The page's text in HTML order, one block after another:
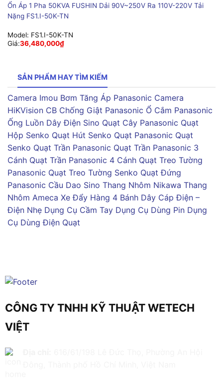
Ổn Áp 1 Pha 50KVA FUSHIN Dải 90V~250V Ra 110V-220V Tải
Nặng FS1.I-50K-TN
Model: FS1.I-50K-TN
Giá:36,480,000₫
SẢN PHẨM HAY TÌM KIẾM
Camera Imou Bơm Tăng Áp Panasonic Camera
HiKVision CB Chống Giật Panasonic Ổ Cắm Panasonic
Ống Luồn Dây Điện Sino Quạt Cây Panasonic Quạt
Hộp Senko Quạt Hút Senko Quạt Panasonic Quạt
Senko Quạt Trần Panasonic Quạt Trần Panasonic 3
Cánh Quạt Trần Panasonic 4 Cánh Quạt Treo Tường
Panasonic Quạt Treo Tường Senko Quạt Đứng
Panasonic Cầu Dao Sino Thang Nhôm Nikawa Thang
Nhôm Ameca Xe Đẩy Hàng 4 Bánh Dây Cáp Điện –
Điện Nhẹ Dụng Cụ Cầm Tay Dụng Cụ Dùng Pin Dụng
Cụ Dùng Điện Quạt
CÔNG TY TNHH KỸ THUẬT WETECH
VIỆT